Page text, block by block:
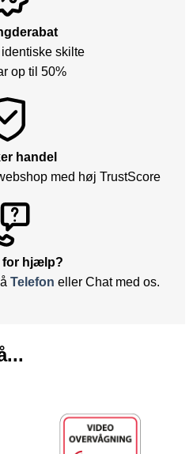
skilte
op til 50%
handel
med høj TrustScore
for hjælp?
Telefon eller Chat med os.